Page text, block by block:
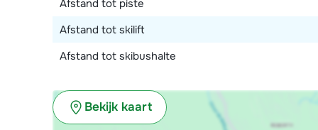
Afstand tot piste
Afstand tot skilift
Afstand tot skibushalte
Bekijk kaart